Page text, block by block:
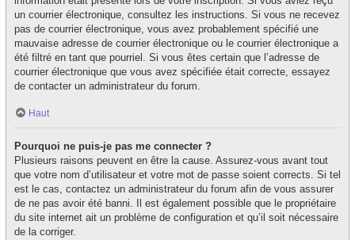
un courrier électronique, consultez les instructions. Si vous ne recevez
pas de courrier électronique, vous avez probablement spécifié une
mauvaise adresse de courrier électronique ou le courrier électronique a
été filtré en tant que pourriel. Si vous êtes certain que l’adresse de
courrier électronique que vous avez spécifiée était correcte, essayez
de contacter un administrateur du forum.
Haut
Pourquoi ne puis-je pas me connecter ?
Plusieurs raisons peuvent en être la cause. Assurez-vous avant tout
que votre nom d’utilisateur et votre mot de passe soient corrects. Si tel
est le cas, contactez un administrateur du forum afin de vous assurer
de ne pas avoir été banni. Il est également possible que le propriétaire
du site internet ait un problème de configuration et qu’il soit nécessaire
de la corriger.